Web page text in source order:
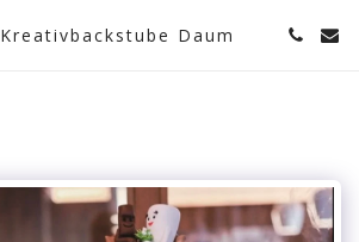
Kreativbackstube Daum